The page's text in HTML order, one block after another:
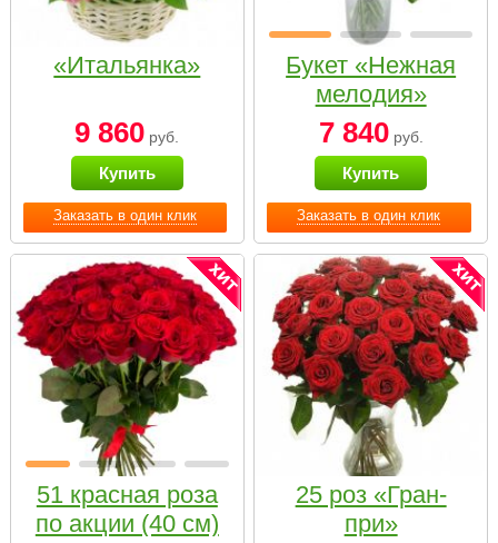
Заказать в один клик
«Итальянка»
9 860 руб.
Купить
Заказать в один клик
Букет «Нежная
мелодия»
7 840руб.
Купить
51 красная роза
по акции (40 см)
25 роз «Гран-
при»